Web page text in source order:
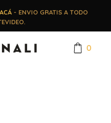
- ENVIO GRATIS A TODO
0